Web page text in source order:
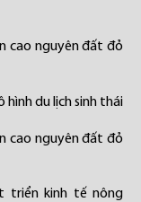
cao nguyên đất đỏ
hình du lịch sinh thái
cao nguyên đất đỏ
triển kinh tế nông